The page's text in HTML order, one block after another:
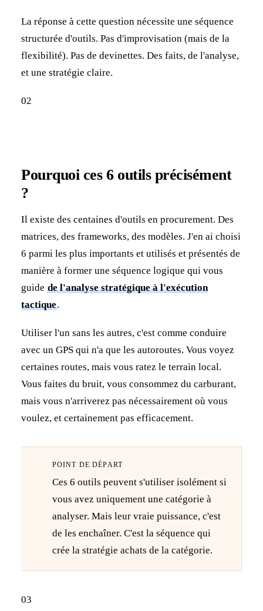
La réponse à cette question nécessite une séquence
structurée d'outils. Pas d'improvisation (mais de la
flexibilité). Pas de devinettes. Des faits, de l'analyse,
et une stratégie claire.
02
Pourquoi ces 6 outils précisément
?
Il existe des centaines d'outils en procurement. Des
matrices, des frameworks, des modèles. J'en ai choisi
6 parmi les plus importants et utilisés et présentés de
manière à former une séquence logique qui vous
guide de l'analyse stratégique à l'exécution
tactique.
Utiliser l'un sans les autres, c'est comme conduire
avec un GPS qui n'a que les autoroutes. Vous voyez
certaines routes, mais vous ratez le terrain local.
Vous faites du bruit, vous consommez du carburant,
mais vous n'arriverez pas nécessairement où vous
voulez, et certainement pas efficacement.
POINT DE DÉPART
Ces 6 outils peuvent s'utiliser isolément si
vous avez uniquement une catégorie à
analyser. Mais leur vraie puissance, c'est
de les enchaîner. C'est la séquence qui
crée la stratégie achats de la catégorie.
03